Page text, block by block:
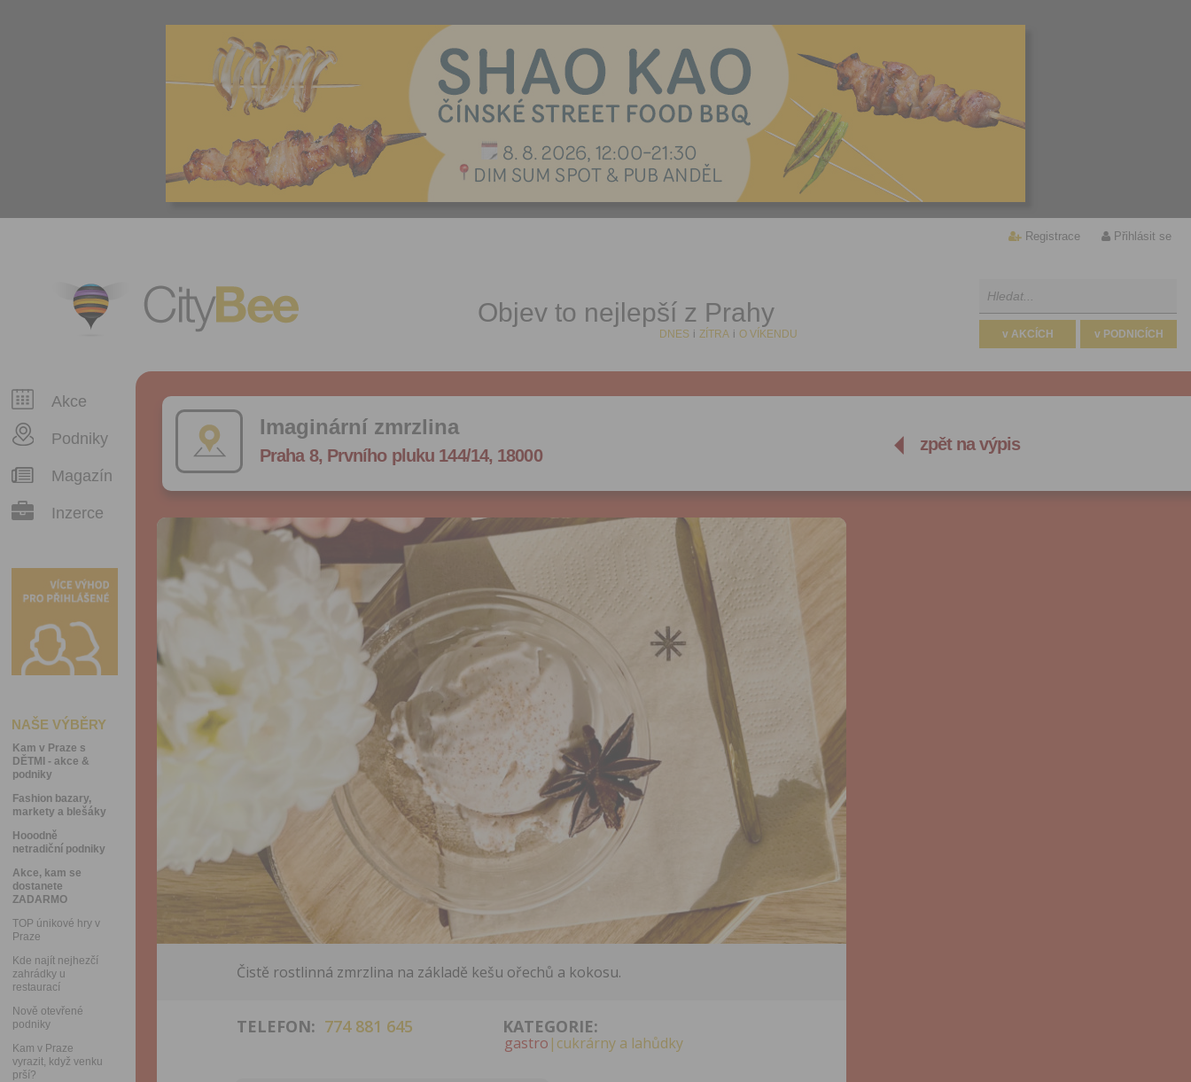
Registrace Přihlásit se
CityBee Objev to nejlepší z Prahy
DNES i ZÍTRA i O VÍKENDU
Akce
Podniky
Magazín
Inzerce
NAŠE VÝBĚRY
Kam v Praze s
DĚTMI - akce &
podniky
Fashion bazary,
markety a blešáky
Hooodně
netradiční podniky
Akce, kam se
dostanete
ZADARMO
TOP únikové hry v
Praze
Kde najít nejhezčí
zahrádky u
restaurací
Nově otevřené
podniky
Kam v Praze
vyrazit, když venku
prší?
Imaginární zmrzlina
Praha 8, Prvního pluku 144/14, 18000
zpět na výpis
Čistě rostlinná zmrzlina na základě kešu ořechů a kokosu.
TELEFON: 774 881 645 KATEGORIE:
gastro |cukrárny a lahůdky